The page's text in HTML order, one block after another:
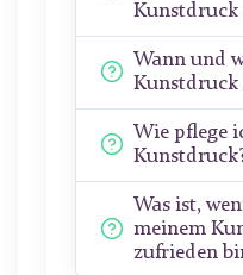
Kunstdruck
Wann und
Kunstdruck
Wie pflege
Was ist,
meinem
zufrieden